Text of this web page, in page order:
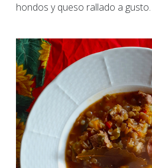
hondos y queso rallado a gusto.